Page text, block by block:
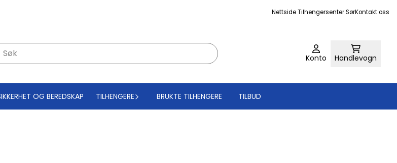
Nettside Tilhengersenter SørKontakt oss
Konto Handlevogn
OG BEREDSKAP TILHENGERE BRUKTE TILHENGERE TILBUD